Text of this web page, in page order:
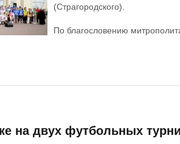
(Страгородского).
По благословению
на двух футбольных